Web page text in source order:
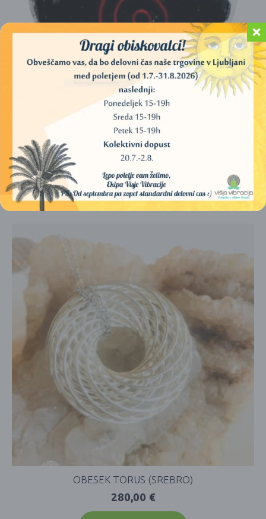
ŠUNGITNI ORGONITNI OBESEK SRCE (3,5 CM)
15,00€
DODAJ V KOŠARICO
OBESEK TORUS (SREBRO)
280,00 €